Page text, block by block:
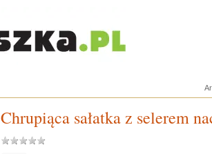
Chrupiąca sałatka z selerem